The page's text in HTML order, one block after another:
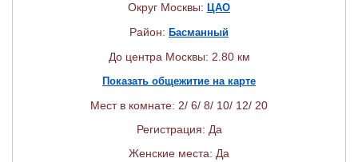
Округ Москвы: ЦАО
Район: Басманный
До центра Москвы: 2.80 км
Показать общежитие на карте
Мест в комнате: 2/ 6/ 8/ 10/ 12/ 20
Регистрация: Да
Женские места: Да